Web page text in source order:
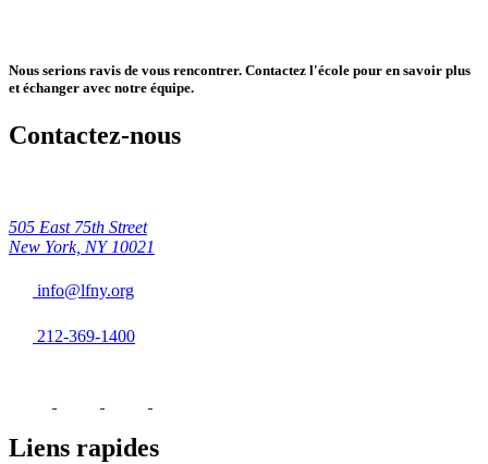
Nous serions ravis de vous rencontrer. Contactez l'école pour en savoir plus
et échanger avec notre équipe.
Contactez-nous
505 East 75th Street
New York, NY 10021
info@lfny.org
212-369-1400
Liens rapides